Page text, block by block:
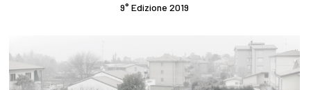
9° Edizione 2019